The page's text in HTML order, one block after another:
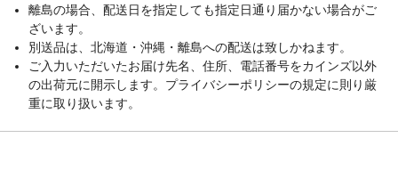
離島の場合、配送日を指定しても指定日通り届かない場合がご
ざいます。
別送品は、北海道・沖縄・離島への配送は致しかねます。
ご入力いただいたお届け先名、住所、電話番号をカインズ以外
の出荷元に開示します。プライバシーポリシーの規定に則り厳
重に取り扱います。